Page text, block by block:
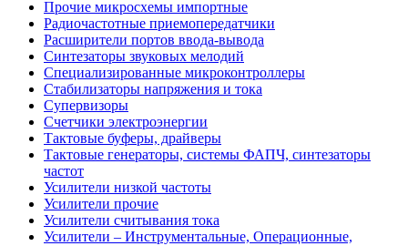
Прочие микросхемы импортные
Радиочастотные приемопередатчики
Расширители портов ввода-вывода
Синтезаторы звуковых мелодий
Специализированные микроконтроллеры
Стабилизаторы напряжения и тока
Супервизоры
Счетчики электроэнергии
Тактовые буферы, драйверы
Тактовые генераторы, системы ФАПЧ, синтезаторы
частот
Усилители низкой частоты
Усилители прочие
Усилители считывания тока
Усилители – Инструментальные, Операционные,